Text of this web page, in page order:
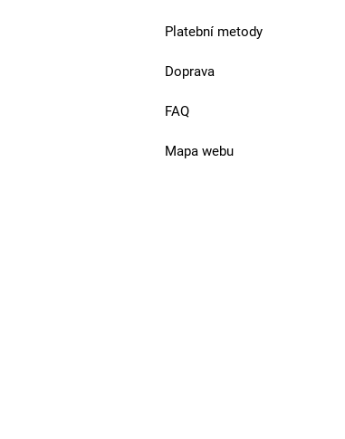
Platební metody
Doprava
FAQ
Mapa webu